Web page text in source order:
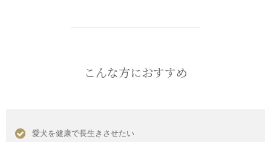
こんな方におすすめ
愛犬を健康で長生きさせたい